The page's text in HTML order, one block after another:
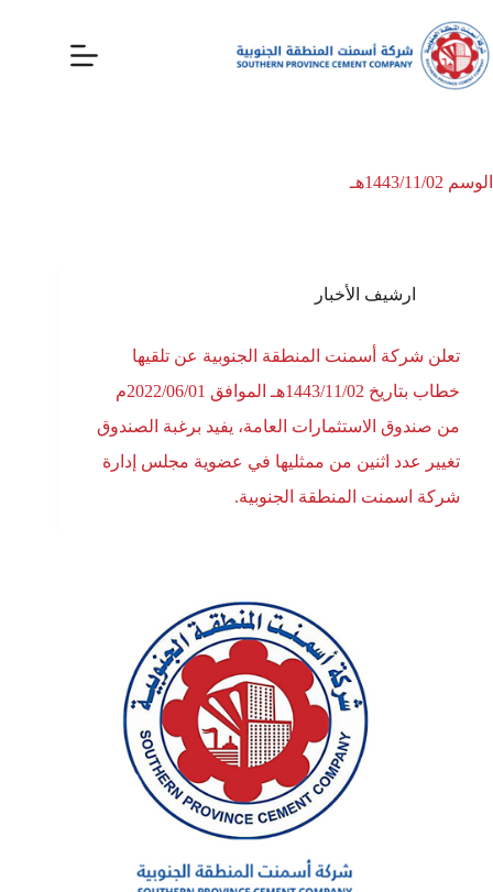
الوسم
ارشيف الأخبار
تعلن شركة أسمنت المنطقة الجنوبية عن تلقيها
خطاب بتاريخ 1443/11/02هـ الموافق 2022/06/01م
من صندوق الاستثمارات العامة، يفيد برغبة الصندوق
تغيير عدد اثنين من ممثليها في عضوية مجلس إدارة
شركة اسمنت المنطقة الجنوبية.